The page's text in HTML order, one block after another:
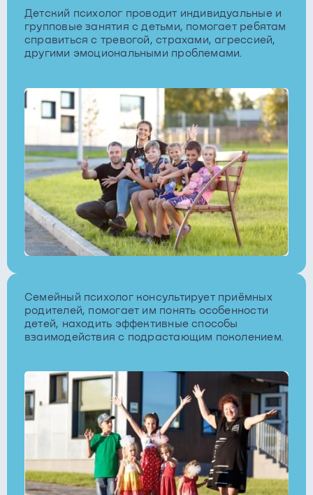
Детский психолог проводит индивидуальные и
групповые занятия с детьми, помогает ребятам
справиться с тревогой, страхами, агрессией,
другими эмоциональными проблемами.
Семейный психолог консультирует приёмных
родителей, помогает им понять особенности
детей, находить эффективные способы
взаимодействия с подрастающим поколением.